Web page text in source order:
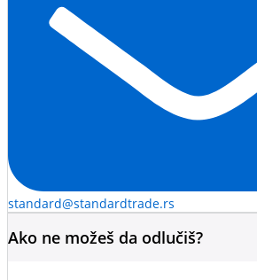
standard@standardtrade.rs
Ako ne možeš da odlučiš?